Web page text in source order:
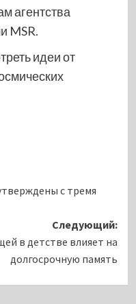
агентства
MSR.
идеи от
с тремя
Следующий:
в детстве влияет на
долгосрочную память